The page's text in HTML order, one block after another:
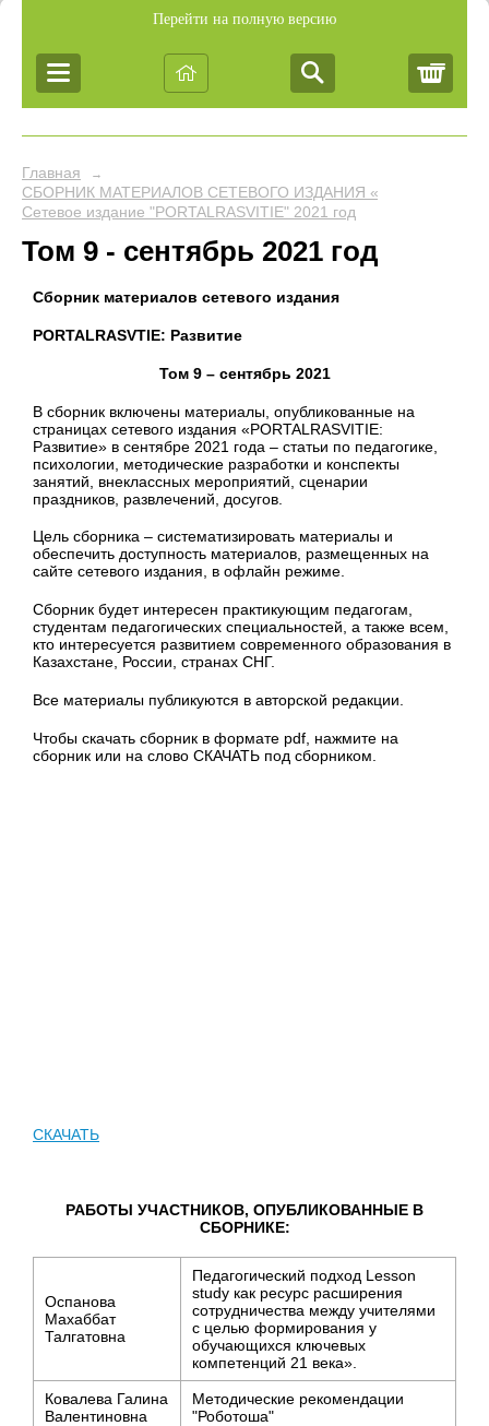
Перейти на полную версию
Главная →
СБОРНИК МАТЕРИАЛОВ СЕТЕВОГО ИЗДАНИЯ
Сетевое издание "PORTALRASVITIE" 2021 год
Том 9 - сентябрь 2021 год
Сборник материалов сетевого издания
PORTALRASVTIE: Развитие
Том 9 – сентябрь 2021
В сборник включены материалы, опубликованные на
страницах сетевого издания «PORTALRASVITIE:
Развитие» в сентябре 2021 года – статьи по педагогике,
психологии, методические разработки и конспекты
занятий, внеклассных мероприятий, сценарии
праздников, развлечений, досугов.
Цель сборника – систематизировать материалы и
обеспечить доступность материалов, размещенных на
сайте сетевого издания, в офлайн режиме.
Сборник будет интересен практикующим педагогам,
студентам педагогических специальностей, а также всем,
кто интересуется развитием современного образования в
Казахстане, России, странах СНГ.
Все материалы публикуются в авторской редакции.
Чтобы скачать сборник в формате pdf, нажмите на
сборник или на слово СКАЧАТЬ под сборником.
СКАЧАТЬ
РАБОТЫ УЧАСТНИКОВ, ОПУБЛИКОВАННЫЕ В
СБОРНИКЕ:
Оспанова
Махаббат
Талгатовна
Педагогический подход Lesson
study как ресурс расширения
сотрудничества между учителями
с целью формирования у
обучающихся ключевых
компетенций 21 века».
Ковалева Галина
Валентиновна
Методические рекомендации
"Роботоша"